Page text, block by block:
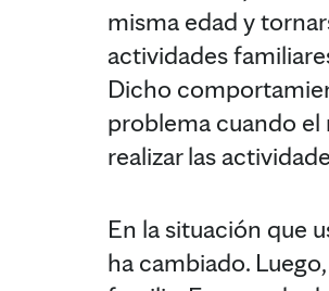
misma edad y
actividades
Dicho
problema cuando
realizar las
En la situación que
ha cambiado.